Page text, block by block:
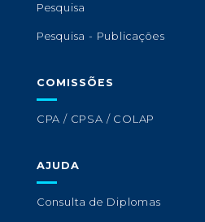
Pesquisa
Pesquisa - Publicações
COMISSÕES
CPA / CPSA / COLAP
AJUDA
Consulta de Diplomas